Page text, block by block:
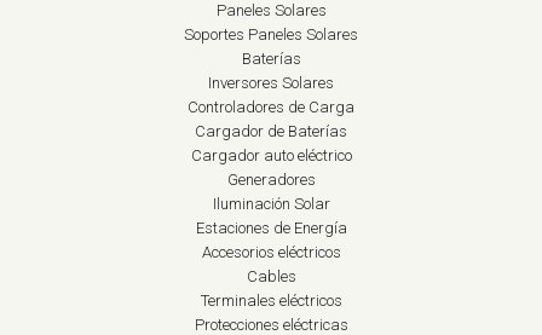
Paneles Solares
Soportes Paneles Solares
Baterías
Inversores Solares
Controladores de Carga
Cargador de Baterías
Cargador auto eléctrico
Generadores
Iluminación Solar
Estaciones de Energía
Accesorios eléctricos
Cables
Terminales eléctricos
Protecciones eléctricas